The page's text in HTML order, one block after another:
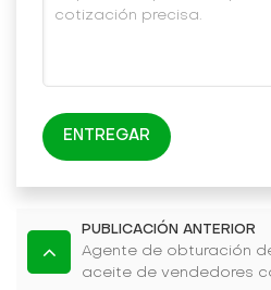
ENTREGAR
PUBLICACIÓN ANTERIOR
Agente de obturación
aceite de vendedores